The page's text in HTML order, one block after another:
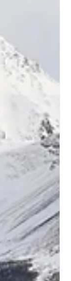
imperdibles,
y querés saber
ciudad de la
de la capital
las Conchas,
conocer
centro histórico y
Si viajás en
de las mejores